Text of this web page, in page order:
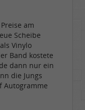
am
Scheibe
Vinylo
Band kostete
dann nur ein
die Jungs
Autogramme